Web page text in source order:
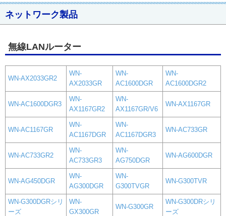
ネットワーク製品
無線LANルーター
WN-AX2033GR2
WN-
AX2033GR
WN-
AC1600DGR
WN-
AC1600DGR2
WN-AC1600DGR3
WN-
AX1167GR2
WN-
AX1167GR/V6
WN-AX1167GR
WN-AC1167GR
WN-
AC1167DGR
WN-
AC1167DGR3
WN-AC733GR
WN-AC733GR2
WN-
AC733GR3
WN-
AG750DGR
WN-AG600DGR
WN-AG450DGR
WN-
AG300DGR
WN-
G300TVGR
WN-G300TVR
WN-G300DGRシリ
ーズ
WN-
GX300GR
WN-G300GR
WN-G300DRシリ
ーズ